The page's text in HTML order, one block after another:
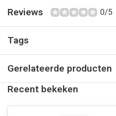
Reviews 0/5
Tags
Gerelateerde producten
Recent bekeken